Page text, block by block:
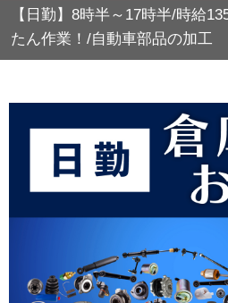
【日勤】8時半～17時半/時給
たん作業！/自動車部品の加工